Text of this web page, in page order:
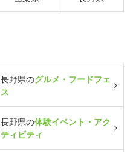
長野県のグルメ・フードフェ
ス
長野県の体験イベント・アク
ティビティ